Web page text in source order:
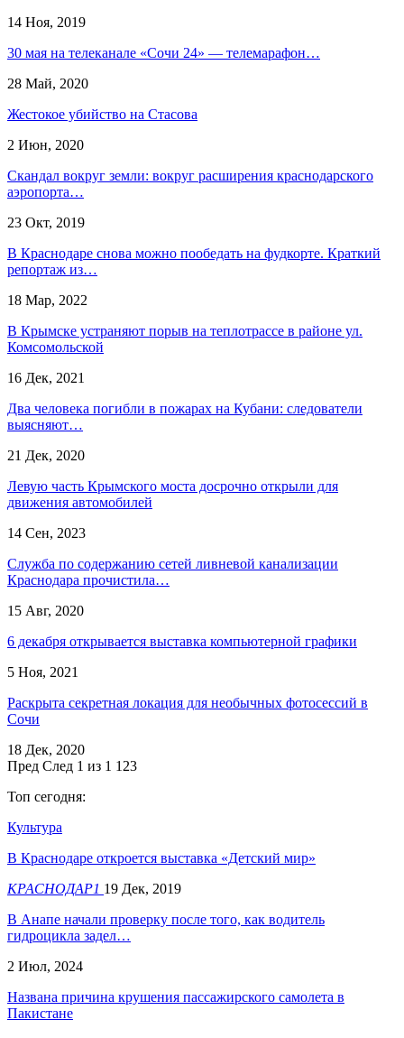
14 Ноя, 2019
30 мая на телеканале «Сочи 24» — телемарафон…
28 Май, 2020
Жестокое убийство на Стасова
2 Июн, 2020
Скандал вокруг земли: вокруг расширения краснодарского
аэропорта…
23 Окт, 2019
В Краснодаре снова можно пообедать на фудкорте. Краткий
репортаж из…
18 Мар, 2022
В Крымске устраняют порыв на теплотрассе в районе ул.
Комсомольской
16 Дек, 2021
Два человека погибли в пожарах на Кубани: следователи
выясняют…
21 Дек, 2020
Левую часть Крымского моста досрочно открыли для
движения автомобилей
14 Сен, 2023
Служба по содержанию сетей ливневой канализации
Краснодара прочистила…
15 Авг, 2020
6 декабря открывается выставка компьютерной графики
5 Ноя, 2021
Раскрыта секретная локация для необычных фотосессий в
Сочи
18 Дек, 2020
Пред След 1 из 1 123
Топ сегодня:
Культура
В Краснодаре откроется выставка «Детский мир»
КРАСНОДАР1 19 Дек, 2019
В Анапе начали проверку после того, как водитель
гидроцикла задел…
2 Июл, 2024
Названа причина крушения пассажирского самолета в
Пакистане